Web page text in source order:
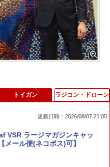
売予定】HGAW 1/144 ガン
スター BANDAI SPIRITS（バ
ムX ガンプラ （ラッピング不
プリアルマッコイ ドラゴンボ
空＆ブルマ -限定復刻仕様
トイガン
更新日時：2026/08/07 21:05
VSR ラージマガジンキャッ
メール便(ネコポス)可】
ラジコン・ドローン